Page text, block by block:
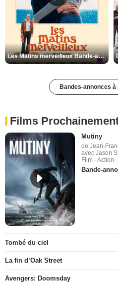
Les Matins merveilleux Bande-annonce VF
Bandes-annonces
Films
Mutiny
de Jean-
avec Jason
Film - Action
Bande-
Tombé du ciel
La fin d’Oak Street
Avengers: Doomsday